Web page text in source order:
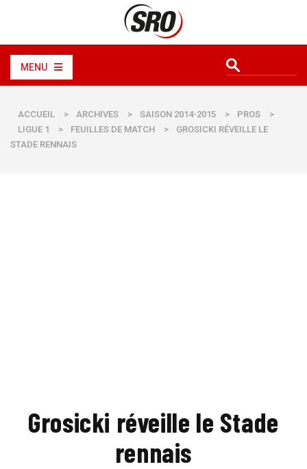
MENU
ACCUEIL > ARCHIVES > SAISON 2014-2015 > PROS
>
LIGUE 1
> FEUILLES DE MATCH >
GROSICKI RÉVEILLE LE
STADE RENNAIS
Grosicki réveille le Stade
rennais